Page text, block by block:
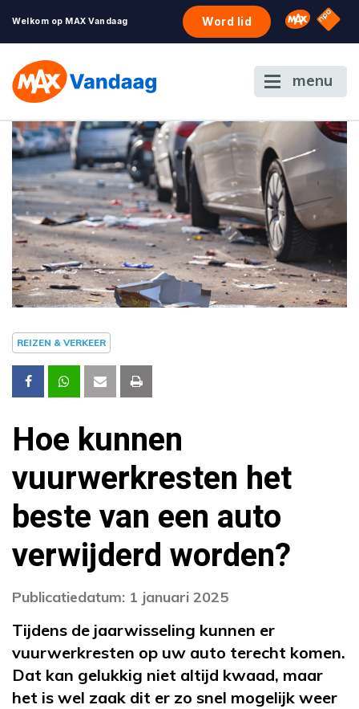
Welkom op MAX Vandaag Word lid Omroep
NPO
menu
REIZEN & VERKEER
Hoe kunnen
vuurwerkresten het
beste van een auto
verwijderd worden?
Publicatiedatum: 1 januari 2025
Tijdens de jaarwisseling kunnen er
vuurwerkresten op uw auto terecht komen.
Dat kan gelukkig niet altijd kwaad, maar
het is wel zaak dit er zo snel mogelijk weer